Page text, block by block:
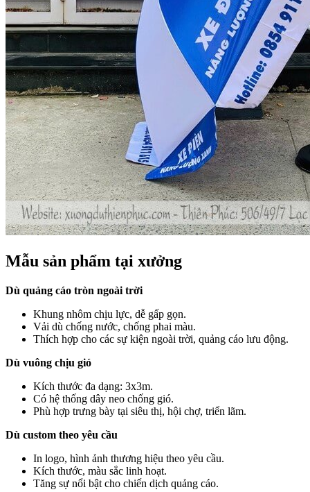
Mẫu sản phẩm tại xưởng
Dù quảng cáo tròn ngoài trời
Khung nhôm chịu lực, dễ gấp gọn.
Vải dù chống nước, chống phai màu.
Thích hợp cho các sự kiện ngoài trời, quảng cáo lưu động.
Dù vuông chịu gió
Kích thước đa dạng: 3x3m.
Có hệ thống dây neo chống gió.
Phù hợp trưng bày tại siêu thị, hội chợ, triển lãm.
Dù custom theo yêu cầu
In logo, hình ảnh thương hiệu theo yêu cầu.
Kích thước, màu sắc linh hoạt.
Tăng sự nổi bật cho chiến dịch quảng cáo.